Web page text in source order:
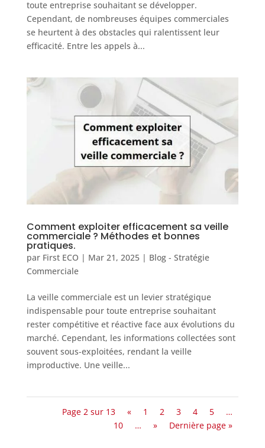
toute entreprise souhaitant se développer.
Cependant, de nombreuses équipes commerciales
se heurtent à des obstacles qui ralentissent leur
efficacité. Entre les appels à...
Comment exploiter efficacement sa veille
commerciale ? Méthodes et bonnes
pratiques.
par First ECO | Mar 21, 2025| Blog - Stratégie
Commerciale
La veille commerciale est un levier stratégique
indispensable pour toute entreprise souhaitant
rester compétitive et réactive face aux évolutions du
marché. Cependant, les informations collectées sont
souvent sous-exploitées, rendant la veille
improductive. Une veille...
Page 2 sur 13 « 1 2 3 4 5
…
10
… » Dernière page »